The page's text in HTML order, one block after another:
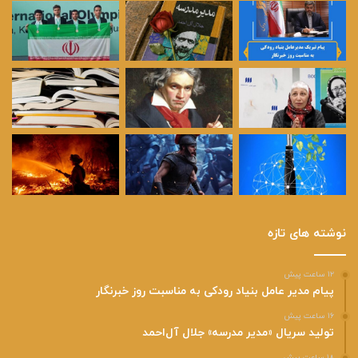
نوشته های تازه
۱۲ ساعت پیش
پیام مدیر عامل بنیاد رودکی به مناسبت روز خبرنگار
۱۶ ساعت پیش
تولید سریال «مدیر مدرسه» جلال آل‌احمد